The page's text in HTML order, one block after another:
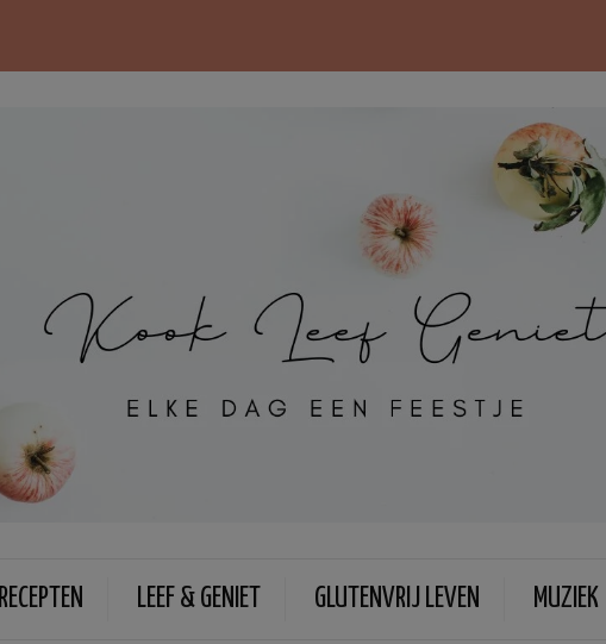
RECEPTEN LEEF & GENIET GLUTENVRIJ LEVEN MUZIEK